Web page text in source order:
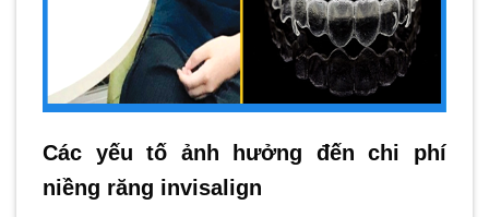
Các yếu tố ảnh hưởng đến chi phí
niềng răng invisalign